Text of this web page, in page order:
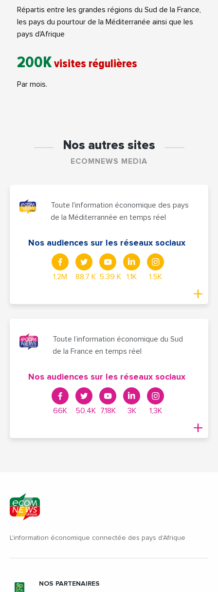
Répartis entre les grandes régions du Sud de la France,
les pays du pourtour de la Méditerranée ainsi que les
pays d'Afrique
200Kvisites régulières
Par mois.
Nos autres sites
ECOMNEWS MEDIA
Toute l'information économique des pays
de la Méditerrannée en temps réel
Nos audiences sur les réseaux sociaux
1,2M 88,7 K 5.39 K 1,1K 1.5K
Toute l’information économique du Sud
de la France en temps réel
Nos audiences sur les réseaux sociaux
66K 50,4K 7,18K 3K 1,3K
L'information économique connectée des pays d'Afrique
NOS PARTENAIRES